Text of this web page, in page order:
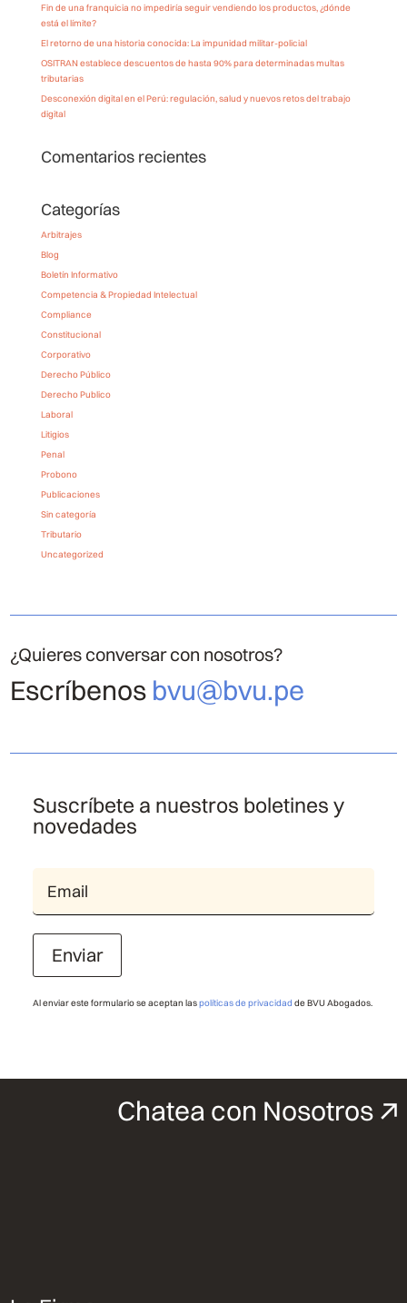
Fin de una franquicia no impediría seguir vendiendo los productos, ¿dónde
está el límite?
El retorno de una historia conocida: La impunidad militar-policial
OSITRAN establece descuentos de hasta 90% para determinadas multas
tributarias
Desconexión digital en el Perú: regulación, salud y nuevos retos del trabajo
digital
Comentarios recientes
Categorías
Arbitrajes
Blog
Boletín Informativo
Competencia & Propiedad Intelectual
Compliance
Constitucional
Corporativo
Derecho Público
Derecho Publico
Laboral
Litigios
Penal
Probono
Publicaciones
Sin categoría
Tributario
Uncategorized
¿Quieres conversar con nosotros?
Escríbenos bvu@bvu.pe
Suscríbete a nuestros boletines y
novedades
Enviar
Al enviar este formulario se aceptan laspolíticas de privacidad de BVU Abogados.
Chatea con Nosotros